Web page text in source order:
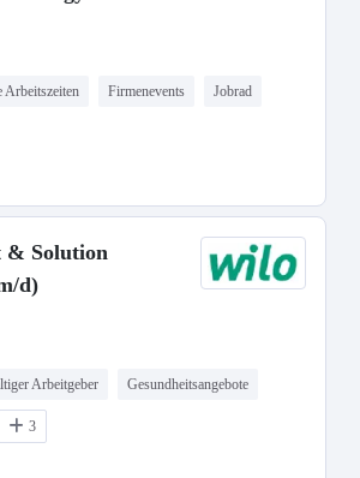
Arbeitszeiten Firmenevents Jobrad
& Solution
d)
Arbeitgeber Gesundheitsangebote
3